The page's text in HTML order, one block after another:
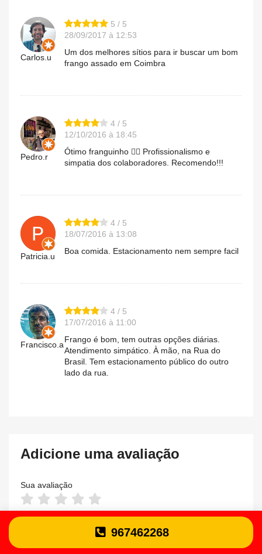
Carlos.u
5 / 5
28/09/2017 à 12:53
Um dos melhores sítios para ir buscar um bom
frango assado em Coimbra
Pedro.r
4 / 5
12/10/2016 à 18:45
Ótimo franguinho 👌🏼 Profissionalismo e
simpatia dos colaboradores. Recomendo!!!
Patricia.u
4 / 5
18/07/2016 à 13:08
Boa comida. Estacionamento nem sempre facil
Francisco.a
4 / 5
17/07/2016 à 11:00
Frango é bom, tem outras opções diárias.
Atendimento simpático. À mão, na Rua do
Brasil. Tem estacionamento público do outro
lado da rua.
Adicione uma avaliação
Sua avaliação
967462268